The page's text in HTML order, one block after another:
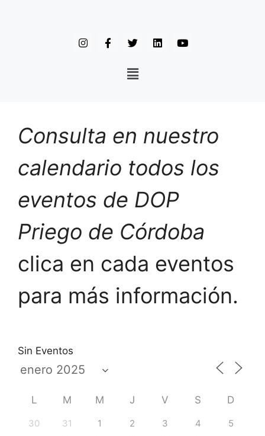
Consulta en nuestro
calendario todos los
eventos de DOP
Priego de Córdoba
clica en cada eventos
para más información.
Sin Eventos
L M M J V S D
30 31 1 2 3 4
5